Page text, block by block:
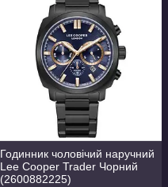
Годинник чоловічий наручний
Lee Cooper Trader Чорний
(2600882225)